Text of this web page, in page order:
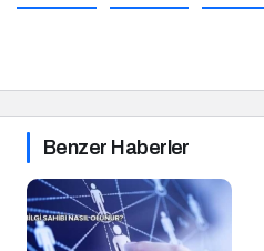
Benzer Haberler